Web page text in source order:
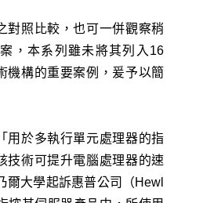
對照比較，也可一併觀察稍
，本系列雖未將其列入16
機構的重要案例，爰予以簡
用於多執行單元處理器的指
技術可提升電腦處理器的速
爾大學起訴惠普公司（Hewl